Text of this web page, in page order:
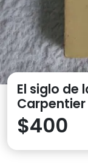
El siglo de
Carpentier
$400